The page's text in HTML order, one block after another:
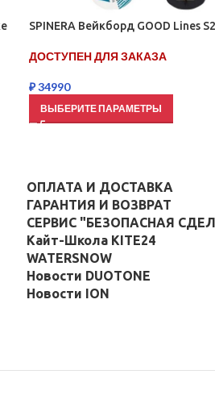
SPINERA Вейкборд GOOD Lines
ДОСТУПЕН ДЛЯ ЗАКАЗА
₽34990
ВЫБЕРИТЕ ПАРАМЕТРЫ
ОПЛАТА И ДОСТАВКА
ГАРАНТИЯ И ВОЗВРАТ
СЕРВИС "БЕЗОПАСНАЯ
Кайт-Школа KITE24
WATERSNOW
Новости DUOTONE
Новости ION